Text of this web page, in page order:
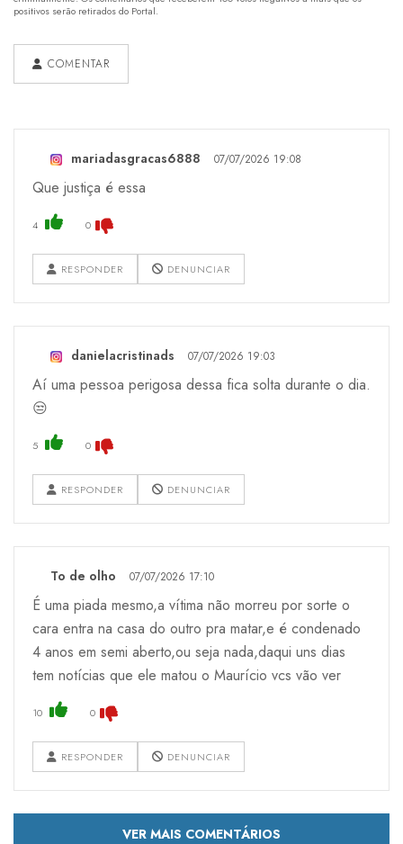
positivos serão retirados do Portal.
COMENTAR
mariadasgracas6888 07/07/2026 19:08
Que justiça é essa
4 0
RESPONDER DENUNCIAR
danielacristinads 07/07/2026 19:03
Aí uma pessoa perigosa dessa fica solta durante o dia.
😒
5 0
RESPONDER DENUNCIAR
To de olho 07/07/2026 17:10
É uma piada mesmo,a vítima não morreu por sorte o
cara entra na casa do outro pra matar,e é condenado
4 anos em semi aberto,ou seja nada,daqui uns dias
tem notícias que ele matou o Maurício vcs vão ver
10 0
RESPONDER DENUNCIAR
VER MAIS COMENTÁRIOS